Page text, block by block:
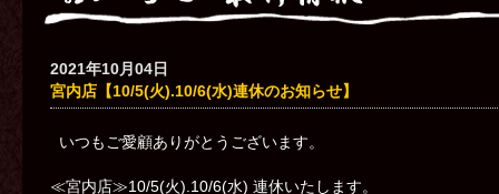
2021年10月04日
宮内店【10/5(火).10/6(水)連休のお知らせ】
いつもご愛顧ありがとうございます。
≪宮内店≫10/5(火).10/6(水) 連休いたします。